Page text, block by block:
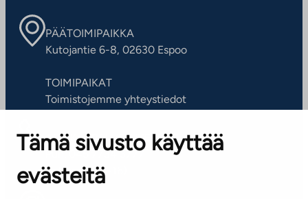
Tämä sivusto käyttää
evästeitä
PÄÄTOIMIPAIKKA
Kutojantie 6-8, 02630 Espoo
TOIMIPAIKAT
Toimistojemme yhteystiedot
ASIAKASPALVELUKESKUS
Puh. 045 7734 3777
(arkisin klo 8-16)